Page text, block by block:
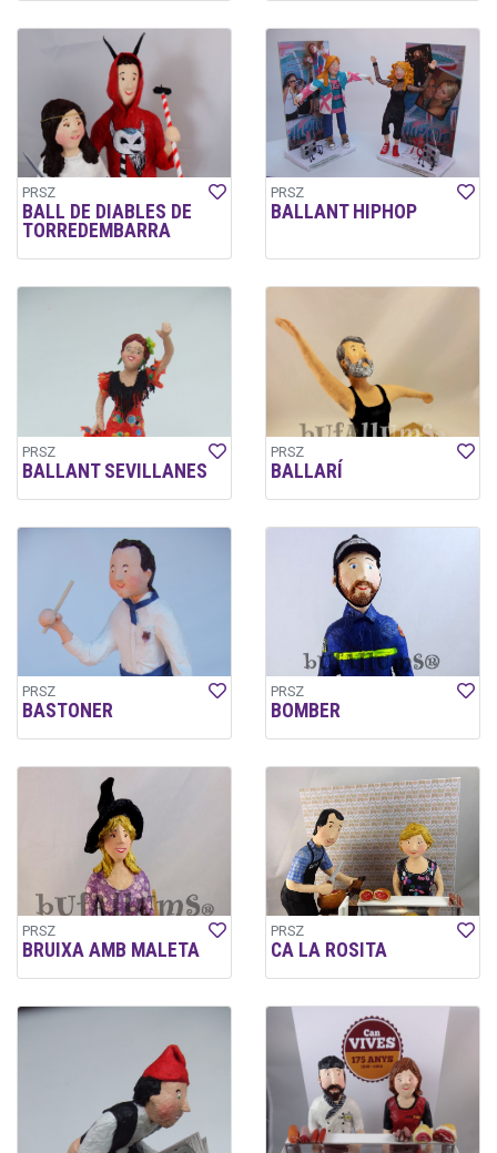
PRSZ
BALL DE DIABLES DE
TORREDEMBARRA
PRSZ
BALLANT HIPHOP
PRSZ
BALLANT SEVILLANES
PRSZ
BALLARÍ
PRSZ
BASTONER
PRSZ
BOMBER
PRSZ
BRUIXA AMB MALETA
PRSZ
CA LA ROSITA